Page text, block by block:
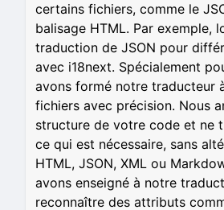
certains fichiers, comme le
balisage HTML. Par exemple,
traduction de JSON pour
avec i18next. Spécialement
avons formé notre traducteur
fichiers avec précision. Nous
structure de votre code et ne
ce qui est nécessaire, sans
HTML, JSON, XML ou
avons enseigné à notre
reconnaître des attributs